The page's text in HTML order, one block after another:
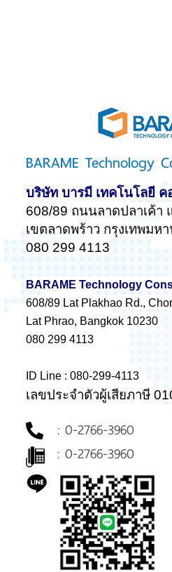
BARAME Technology
บริษัท บารมี เทคโนโลยี
608/89 ถนนลาดปลาเค้า
เขตลาดพร้าว กรุงเทพมห
080 299 4113
BARAME Technology
608/89 Lat Plakhao Rd.,
Lat Phrao, Bangkok 10230
080 299 4113
ID Line : 080-299-4113
เลขประจำตัวผู้เสียภาษี
: 0-2766-3960
: 0-2766-3960